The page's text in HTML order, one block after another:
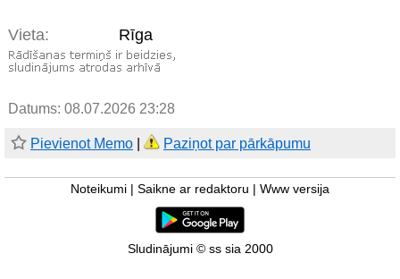
Vieta: Rīga
Datums: 08.07.2026 23:28
Pievienot Memo Paziņot par pārkāpumu
Noteikumi Saikne ar redaktoru Www versija
Sludinājumi © ss sia 2000